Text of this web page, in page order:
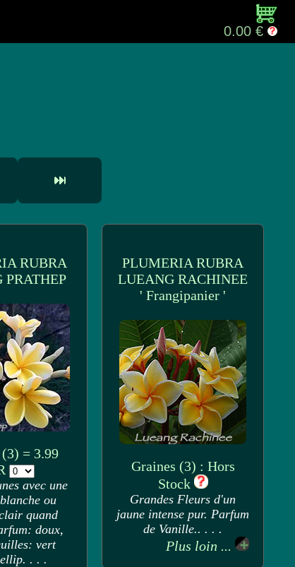
0.00 €
RUBRA
PRATHEP
= 3.99
avec une
ou
quand
doux,
vert
. . .
PLUMERIA RUBRA
LUEANG RACHINEE
' Frangipanier '
Graines (3) : Hors
Stock
Grandes Fleurs d'un
jaune intense pur. Parfum
de Vanille.. . . .
Plus loin ...